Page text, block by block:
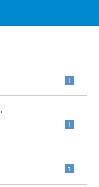
1
的转染试剂的组也出
1
1